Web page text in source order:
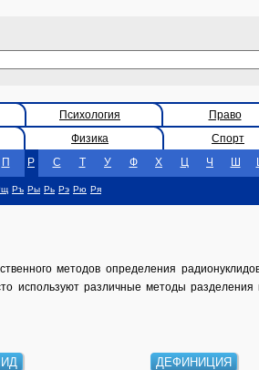
Психология Право
Физика Спорт
П Р С Т У Ф Х Ц Ч Ш
Ръ Ры Рь Рэ Рю Ря
методов определения
используют различные методы разделения
ДЕФИНИЦИЯ